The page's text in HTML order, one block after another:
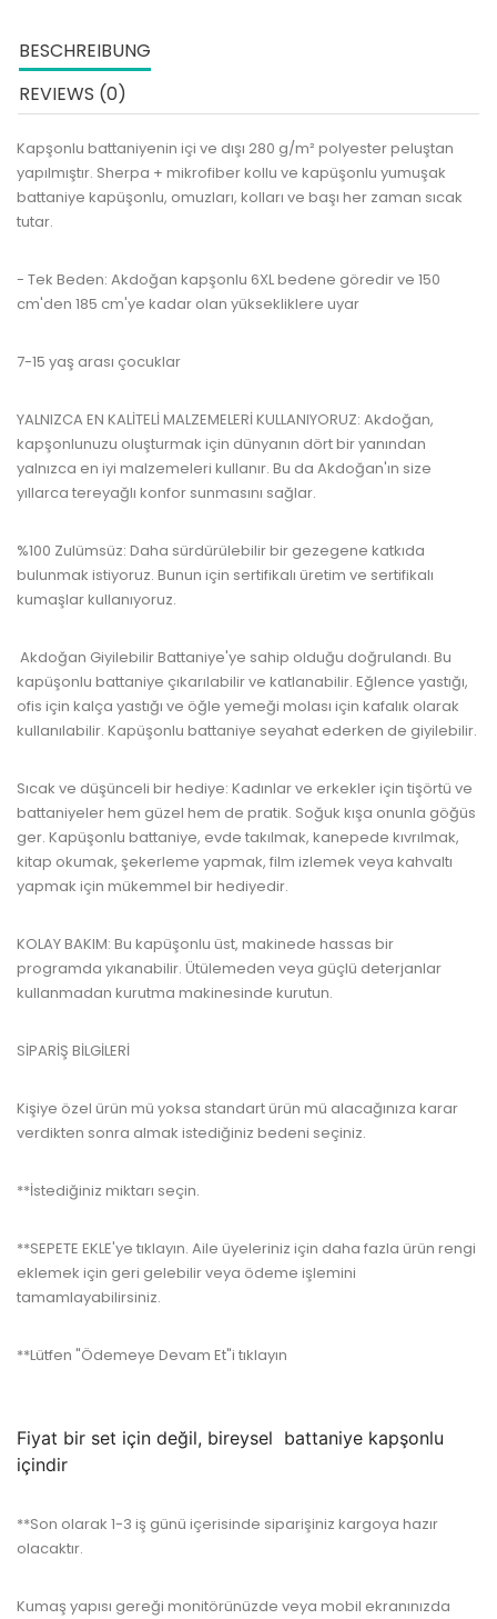
BESCHREIBUNG
REVIEWS (0)
Kapşonlu battaniyenin içi ve dışı 280 g/m² polyester peluştan
yapılmıştır. Sherpa + mikrofiber kollu ve kapüşonlu yumuşak
battaniye kapüşonlu, omuzları, kolları ve başı her zaman sıcak
tutar.
- Tek Beden: Akdoğan kapşonlu 6XL bedene göredir ve 150
cm'den 185 cm'ye kadar olan yüksekliklere uyar
7-15 yaş arası çocuklar
YALNIZCA EN KALİTELİ MALZEMELERİ KULLANIYORUZ: Akdoğan,
kapşonlunuzu oluşturmak için dünyanın dört bir yanından
yalnızca en iyi malzemeleri kullanır. Bu da Akdoğan'ın size
yıllarca tereyağlı konfor sunmasını sağlar.
%100 Zulümsüz: Daha sürdürülebilir bir gezegene katkıda
bulunmak istiyoruz. Bunun için sertifikalı üretim ve sertifikalı
kumaşlar kullanıyoruz.
Akdoğan Giyilebilir Battaniye'ye sahip olduğu doğrulandı. Bu
kapüşonlu battaniye çıkarılabilir ve katlanabilir. Eğlence yastığı,
ofis için kalça yastığı ve öğle yemeği molası için kafalık olarak
kullanılabilir. Kapüşonlu battaniye seyahat ederken de giyilebilir.
Sıcak ve düşünceli bir hediye: Kadınlar ve erkekler için tişörtü ve
battaniyeler hem güzel hem de pratik. Soğuk kışa onunla göğüs
ger. Kapüşonlu battaniye, evde takılmak, kanepede kıvrılmak,
kitap okumak, şekerleme yapmak, film izlemek veya kahvaltı
yapmak için mükemmel bir hediyedir.
KOLAY BAKIM: Bu kapüşonlu üst, makinede hassas bir
programda yıkanabilir. Ütülemeden veya güçlü deterjanlar
kullanmadan kurutma makinesinde kurutun.
SİPARİŞ BİLGİLERİ
Kişiye özel ürün mü yoksa standart ürün mü alacağınıza karar
verdikten sonra almak istediğiniz bedeni seçiniz.
**İstediğiniz miktarı seçin.
**SEPETE EKLE'ye tıklayın. Aile üyeleriniz için daha fazla ürün rengi
eklemek için geri gelebilir veya ödeme işlemini
tamamlayabilirsiniz.
**Lütfen "Ödemeye Devam Et"i tıklayın
Fiyat bir set için değil, bireysel battaniye kapşonlu
içindir
**Son olarak 1-3 iş günü içerisinde siparişiniz kargoya hazır
olacaktır.
Kumaş yapısı gereği monitörünüzde veya mobil ekranınızda